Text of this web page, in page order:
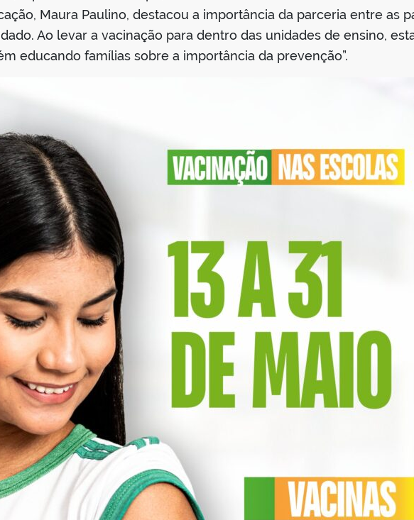
Maura Paulino, destacou a importância da parceria entre as
Ao levar a vacinação para dentro das unidades de ensino,
educando famílias sobre a importância da prevenção”.